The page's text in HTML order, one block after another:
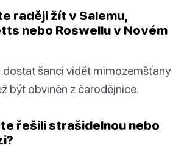
raději žít v Salemu,
nebo Roswellu v Novém
dostat šanci vidět mimozemšťany
být obviněn z čarodějnice.
řešili strašidelnou nebo